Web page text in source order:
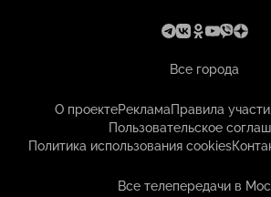
Все города
О проектеРекламаПравила
Пользовательское
Политика использования cookies
Все телепередачи в